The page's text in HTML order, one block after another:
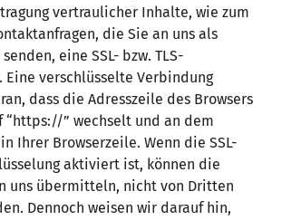
vertraulicher Inhalte, wie zum
die Sie an uns als
eine SSL- bzw. TLS-
Eine verschlüsselte Verbindung
dass die Adresszeile des Browsers
“https://” wechselt und an dem
Ihrer Browserzeile. Wenn die SSL-
aktiviert ist, können die
uns übermitteln, nicht von Dritten
Dennoch weisen wir darauf hin,